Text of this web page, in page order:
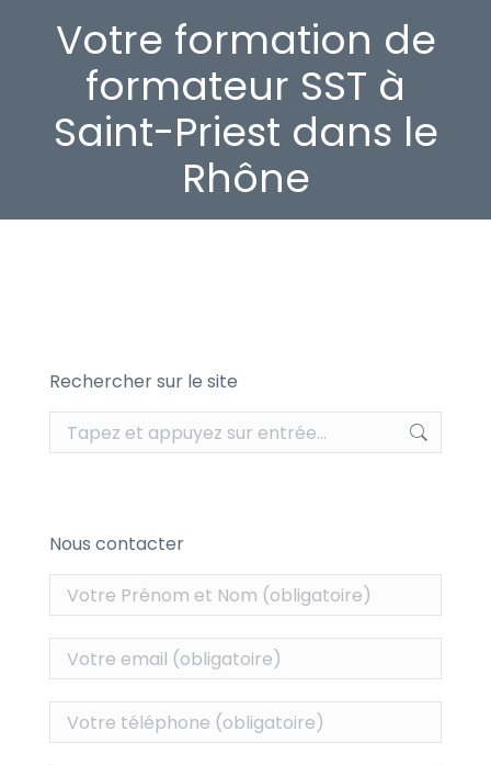
Votre formation de
formateur SST à
Saint-Priest dans le
Rhône
Rechercher sur le site
Recherche
:
Nous contacter